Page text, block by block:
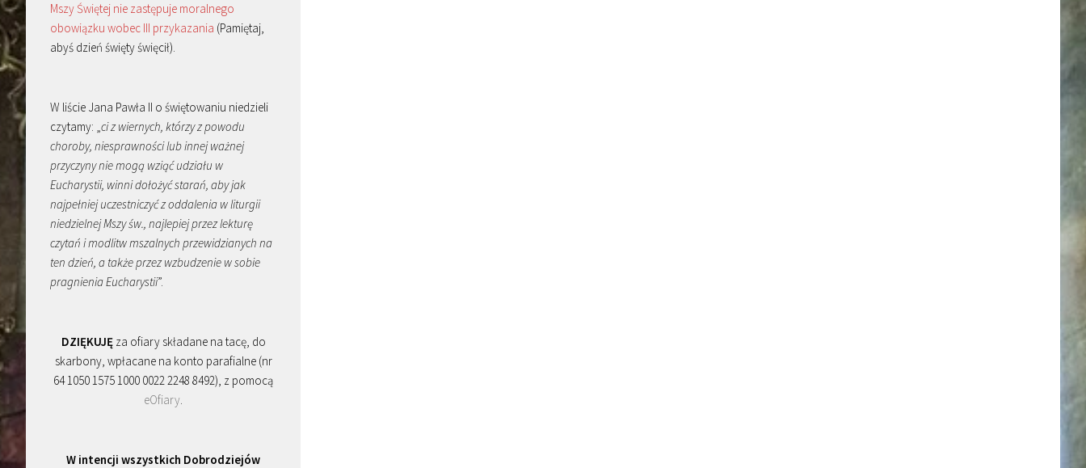
Mszy Świętej nie zastępuje moralnego
obowiązku wobec III przykazania (Pamiętaj,
abyś dzień święty święcił).
W liście Jana Pawła II o świętowaniu niedzieli
czytamy: „ci z wiernych, którzy z powodu
choroby, niesprawności lub innej ważnej
przyczyny nie mogą wziąć udziału w
Eucharystii, winni dołożyć starań, aby jak
najpełniej uczestniczyć z oddalenia w liturgii
niedzielnej Mszy św., najlepiej przez lekturę
czytań i modlitw mszalnych przewidzianych na
ten dzień, a także przez wzbudzenie w sobie
pragnienia Eucharystii”.
DZIĘKUJĘza ofiary składane na tacę, do
skarbony, wpłacane na konto parafialne (nr
64 1050 1575 1000 0022 2248 8492), z pomocą
eOfiary.
W intencji wszystkich Dobrodziejów